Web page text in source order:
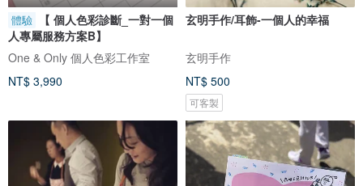
體驗
【 個人色彩診斷_一對一個
人專屬服務方案B】
One & Only 個人色彩工作室
NT$ 3,990
玄明手作/耳飾-一個人的幸福
玄明手作
NT$ 500
可客製